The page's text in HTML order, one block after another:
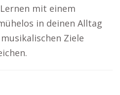
mit einem
in deinen Alltag
Ziele